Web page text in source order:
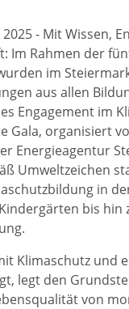
- Mit Wissen,
Im Rahmen der
im
aus allen
Engagement im
Gala, organisiert
Energieagentur
Umweltzeichen
in
bis hin
Klimaschutz und
legt den
von